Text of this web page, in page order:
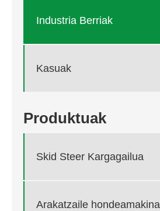
Industria Berriak
Kasuak
Produktuak
Skid Steer Kargagailua
Arakatzaile hondeamakina